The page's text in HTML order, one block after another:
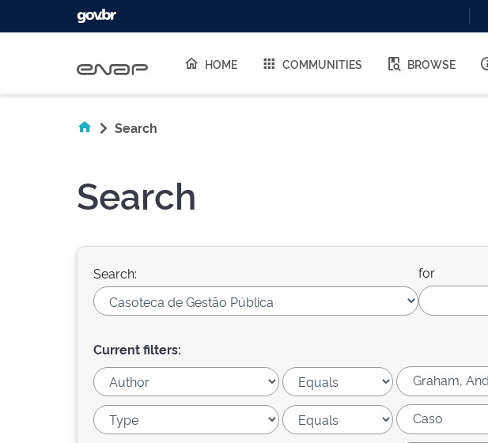
HOME COMMUNITIES BROWSE
Search
Search
Search: for
Current filters: